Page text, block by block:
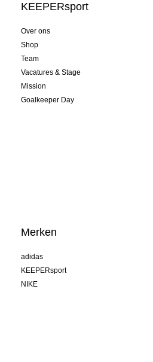
KEEPERsport
Over ons
Shop
Team
Vacatures & Stage
Mission
Goalkeeper Day
Merken
adidas
KEEPERsport
NIKE